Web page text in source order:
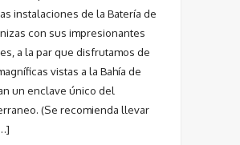
instalaciones de la Batería de
con sus impresionantes
a la par que disfrutamos de
vistas a la Bahía de
un enclave único del
(Se recomienda llevar